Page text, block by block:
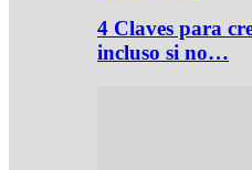
4 Claves para
incluso si no…